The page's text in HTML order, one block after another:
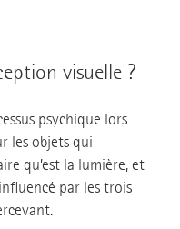
visuelle ?
psychique lors
les objets qui
qu’est la lumière, et
par les trois